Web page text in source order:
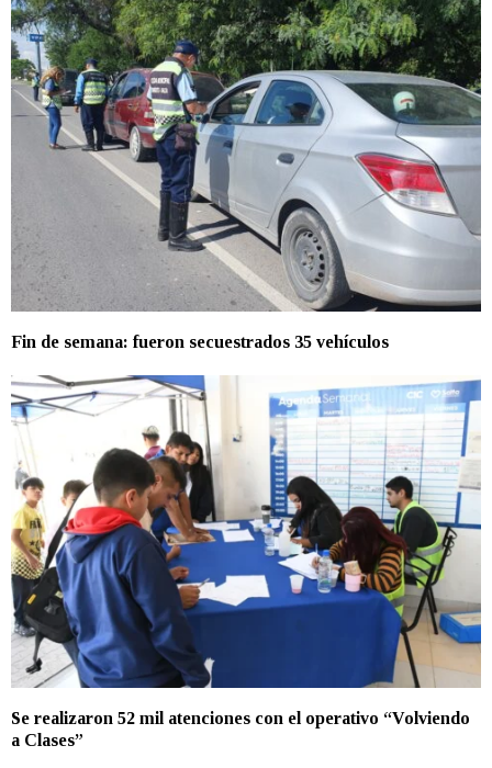
Fin de semana: fueron secuestrados 35 vehículos
Se realizaron 52 mil atenciones con el operativo “Volviendo
a Clases”